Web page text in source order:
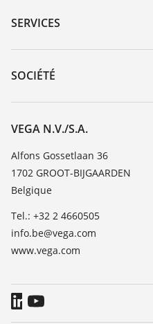
Recherche par numéro de série
DTM Collection/PACTware
SERVICES
Retour d'appareil
Formations
Liste de compatibilité chimique
TeamViewer
SOCIÉTÉ
Carrière
À propos de VEGA
Contact
News
Presse
Blog
VEGA N.V./S.A.
Alfons Gossetlaan 36
1702 GROOT-BIJGAARDEN
Belgique
Tel.: +32 2 4660505
info.be@vega.com
www.vega.com